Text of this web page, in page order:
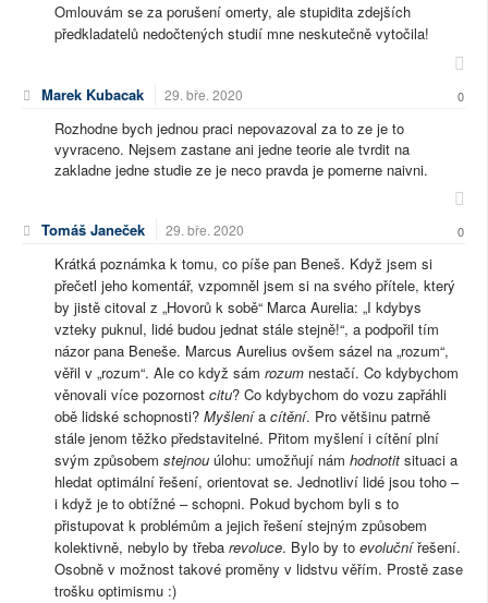
Omlouvám se za porušení omerty, ale stupidita zdejších
předkladatelů nedočtených studií mne neskutečně vytočila!
Marek Kubacak 29. bře. 2020 0
Rozhodne bych jednou praci nepovazoval za to ze je to
vyvraceno. Nejsem zastane ani jedne teorie ale tvrdit na
zakladne jedne studie ze je neco pravda je pomerne naivni.
Tomáš Janeček 29. bře. 2020 0
Krátká poznámka k tomu, co píše pan Beneš. Když jsem si
přečetl jeho komentář, vzpomněl jsem si na svého přítele, který
by jistě citoval z „Hovorů k sobě“ Marca Aurelia: „I kdybys
vzteky puknul, lidé budou jednat stále stejně!“, a podpořil tím
názor pana Beneše. Marcus Aurelius ovšem sázel na „rozum“,
věřil v „rozum“. Ale co když sám rozum nestačí. Co kdybychom
věnovali více pozornost citu? Co kdybychom do vozu zapřáhli
obě lidské schopnosti? Myšlenía cítění. Pro většinu patrně
stále jenom těžko představitelné. Přitom myšlení i cítění plní
svým způsobem stejnou úlohu: umožňují nám hodnotit situaci a
hledat optimální řešení, orientovat se. Jednotliví lidé jsou toho –
i když je to obtížné – schopni. Pokud bychom byli s to
přistupovat k problémům a jejich řešení stejným způsobem
kolektivně, nebylo by třeba revoluce. Bylo by to evolučnířešení.
Osobně v možnost takové proměny v lidstvu věřím. Prostě zase
trošku optimismu :)